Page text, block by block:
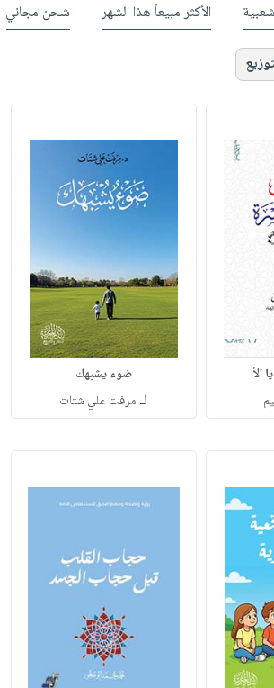
الأكثر مبيعاً هذا الشهر شحن مجاني
الأ ضوء يشبهك
لـ مرفت علي شتات